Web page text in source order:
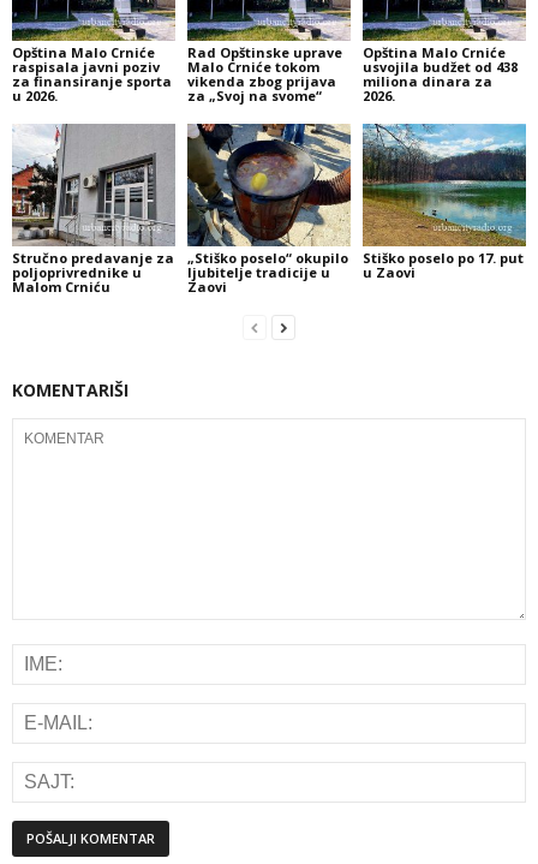
Opština Malo Crniće
raspisala javni poziv
za finansiranje sporta
u 2026.
Rad Opštinske uprave
Malo Crniće tokom
vikenda zbog prijava
za „Svoj na svome“
Opština Malo Crniće
usvojila budžet od 438
miliona dinara za
2026.
Stručno predavanje za
poljoprivrednike u
Malom Crniću
„Stiško poselo“ okupilo
ljubitelje tradicije u
Zaovi
Stiško poselo po 17. put
u Zaovi
KOMENTARIŠI